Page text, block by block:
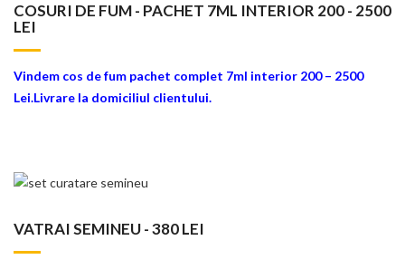
COSURI DE FUM - PACHET 7ML INTERIOR 200 - 2500
LEI
Vindem cos de fum pachet complet 7ml interior 200 – 2500
Lei.Livrare la domiciliul clientului.
VATRAI SEMINEU - 380 LEI